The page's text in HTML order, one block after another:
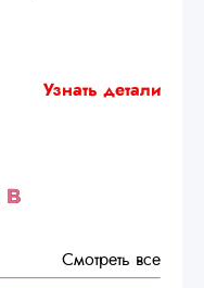
Узнать детали
в
Смотреть все